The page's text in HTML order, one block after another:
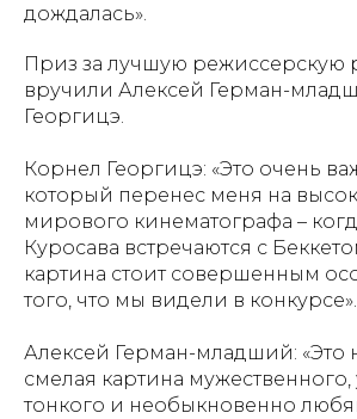
дождалась».
Приз за лучшую режиссерскую
вручили Алексей Герман-
Георгицэ.
Корнел Георгицэ: «Это очень
который перенес меня на
мирового кинематографа –
Куросава встречаются с
картина стоит совершенным
того, что мы видели в конкурсе».
Алексей Герман-младший: «Это
смелая картина мужественного,
тонкого и необыкновенно